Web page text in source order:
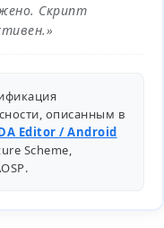
Скрипт
описанным в
Editor / Android
Scheme,
.